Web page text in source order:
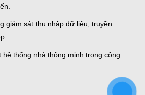
giám sát thu nhập dữ liệu, truyền
hệ thống nhà thông minh trong công